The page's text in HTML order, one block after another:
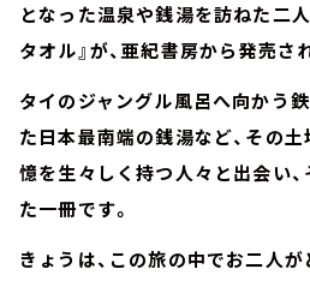
となった温泉や銭湯を訪ねた二
タオル』が、亜紀書房から発売さ
タイのジャングル風呂へ向かう
た日本最南端の銭湯など、その
憶を生々しく持つ人々と出会い
た一冊です。
きょうは、この旅の中でお二人